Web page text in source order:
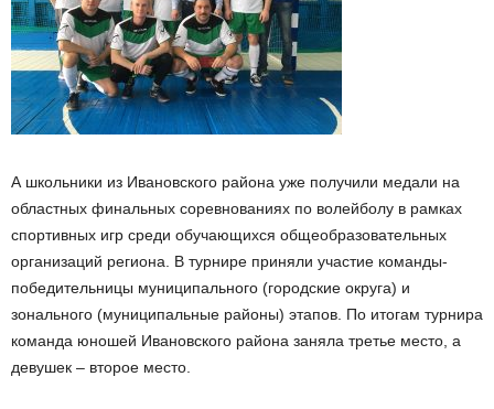
А школьники из Ивановского района уже получили медали на
областных финальных соревнованиях по волейболу в рамках
спортивных игр среди обучающихся общеобразовательных
организаций региона. В турнире приняли участие команды-
победительницы муниципального (городские округа) и
зонального (муниципальные районы) этапов. По итогам турнира
команда юношей Ивановского района заняла третье место, а
девушек – второе место.